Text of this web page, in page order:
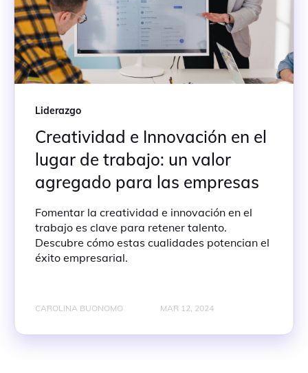
Liderazgo
Creatividad e Innovación en el
lugar de trabajo: un valor
agregado para las empresas
Fomentar la creatividad e innovación en el
trabajo es clave para retener talento.
Descubre cómo estas cualidades potencian el
éxito empresarial.
CAROLINA BUONOMO MAR 12, 2024